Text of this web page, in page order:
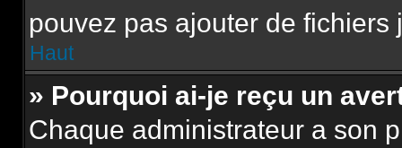
pouvez pas ajouter de fichiers
Haut
» Pourquoi ai-je reçu un
Chaque administrateur a son